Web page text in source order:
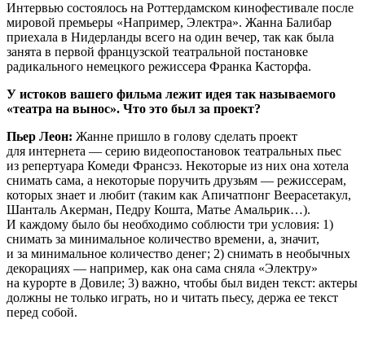
Интервью состоялось на Роттердамском кинофестивале после
мировой премьеры «Например, Электра». Жанна Балибар
приехала в Нидерланды всего на один вечер, так как была
занята в первой французской театральной постановке
радикального немецкого режиссера Франка Касторфа.
У истоков вашего фильма лежит идея так называемого
«театра на вынос». Что это был за проект?
Пьер Леон: Жанне пришло в голову сделать проект
для интернета — серию видеопостановок театральных пьес
из репертуара Комеди Франсэз. Некоторые из них она хотела
снимать сама, а некоторые поручить друзьям — режиссерам,
которых знает и любит (таким как Апичатпонг Веерасетакул,
Шанталь Акерман, Педру Кошта, Матье Амальрик…).
И каждому было бы необходимо соблюсти три условия: 1)
снимать за минимальное количество времени, а, значит,
и за минимальное количество денег; 2) снимать в необычных
декорациях — например, как она сама сняла «Электру»
на курорте в Довиле; 3) важно, чтобы был виден текст: актеры
должны не только играть, но и читать пьесу, держа ee текст
перед собой.